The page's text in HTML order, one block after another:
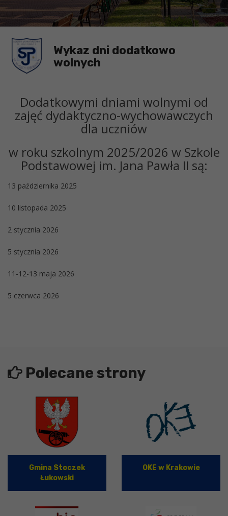
Wykaz dni dodatkowo
wolnych
Dodatkowymi dniami wolnymi od
zajęć dydaktyczno-wychowawczych
dla uczniów
w roku szkolnym 2025/2026 w Szkole
Podstawowej im. Jana Pawła II są:
13 października 2025
10 listopada 2025
2 stycznia 2026
5 stycznia 2026
11-12-13 maja 2026
5 czerwca 2026
Polecane strony
Gmina Stoczek
Łukowski
OKE w Krakowie